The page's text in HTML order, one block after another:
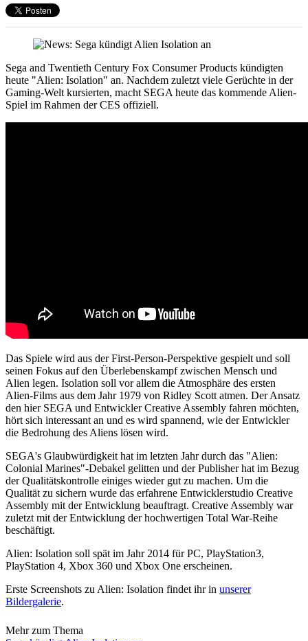
Sega and Twentieth Century Fox Consumer Products kündigten
heute "Alien: Isolation" an. Nachdem zuletzt viele Gerüchte in der
Gaming-Welt kursierten, macht SEGA heute das kommende Alien-
Spiel im Rahmen der CES offiziell.
Das Spiele wird aus der First-Person-Perspektive gespielt und soll
seinen Fokus auf den Überlebenskampf zwischen Mensch und
Alien legen. Isolation soll vor allem die Atmosphäre des ersten
Alien-Films aus dem Jahr 1979 von Ridley Scott atmen. Der Ansatz
den hier SEGA und Entwickler Creative Assembly fahren möchten,
hört sich interessant an und es wird spannend, wie der Entwickler
die Bedrohung des Aliens lösen wird.
SEGA's Glaubwürdigkeit hat im letzten Jahr durch das "Alien:
Colonial Marines"-Debakel gelitten und der Publisher hat im Bezug
der Qualitätskontrolle einiges wieder gut zu machen. Um die
Qualität zu sichern wurde das erfahrene Entwicklerstudio Creative
Assembly mit der Entwicklung beauftragt. Creative Assembly war
zuletzt mit der Entwicklung der hochwertigen Total War-Reihe
beschäftigt.
Alien: Isolation soll spät im Jahr 2014 für PC, PlayStation3,
PlayStation 4, Xbox 360 und Xbox One erscheinen.
Erste Screenshots zu Alien: Isolation findet ihr in unserer
Bildergalerie.
Mehr zum Thema